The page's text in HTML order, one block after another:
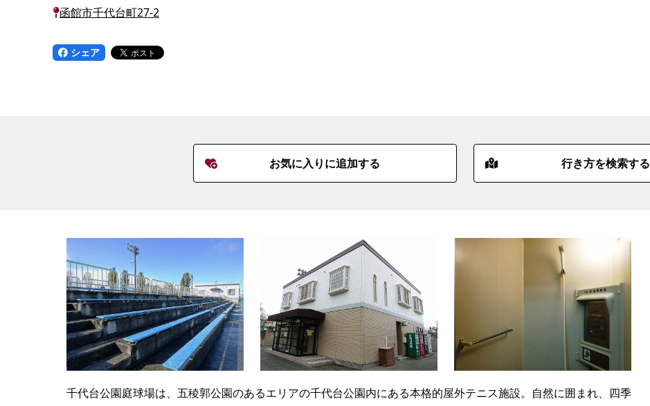
函館市千代台町27-2
シェア
お気に入りに追加する 行き方を検索する
千代台公園庭球場は、五稜郭公園のあるエリアの千代台公園内にある本格的屋外テニス施設。自然に囲まれ、四季